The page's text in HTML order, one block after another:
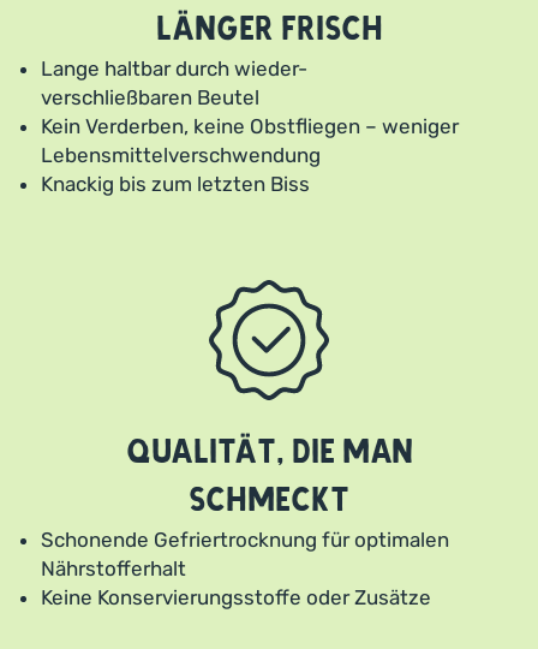
länger frisch
Lange haltbar durch wieder-
verschließbaren Beutel
Kein Verderben, keine Obstfliegen – weniger
Lebensmittelverschwendung
Knackig bis zum letzten Biss
Qualität, die man
schmeckt
Schonende Gefriertrocknung für optimalen
Nährstofferhalt
Keine Konservierungsstoffe oder Zusätze